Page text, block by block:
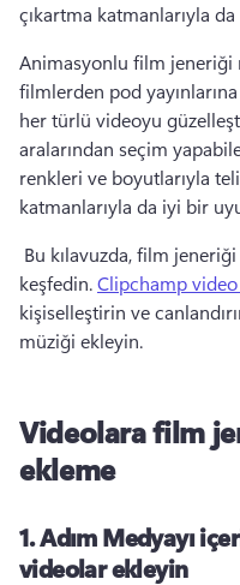
çıkartma katmanlarıyla
Animasyonlu film jeneriği
filmlerden pod
her türlü videoyu
aralarından seçim
renkleri ve boyutlarıyla
katmanlarıyla da iyi bir
keşfedin. Clipchamp
kişiselleştirin ve
müziği ekleyin.
Videolara film
ekleme
1. AdımMedyayı
videolar ekleyin